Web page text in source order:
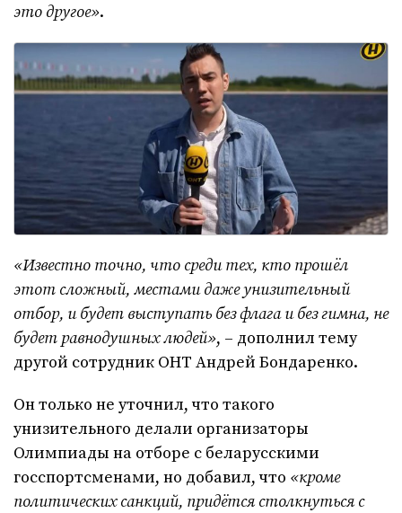
это другое».
«Известно точно, что среди тех, кто прошёл
этот сложный, местами даже унизительный
отбор, и будет выступать без флага и без гимна, не
будет равнодушных людей», – дополнил тему
другой сотрудник ОНТ Андрей Бондаренко.
Он только не уточнил, что такого
унизительного делали организаторы
Олимпиады на отборе с беларусскими
госспортсменами, но добавил, что «кроме
политических санкций, придётся столкнуться с